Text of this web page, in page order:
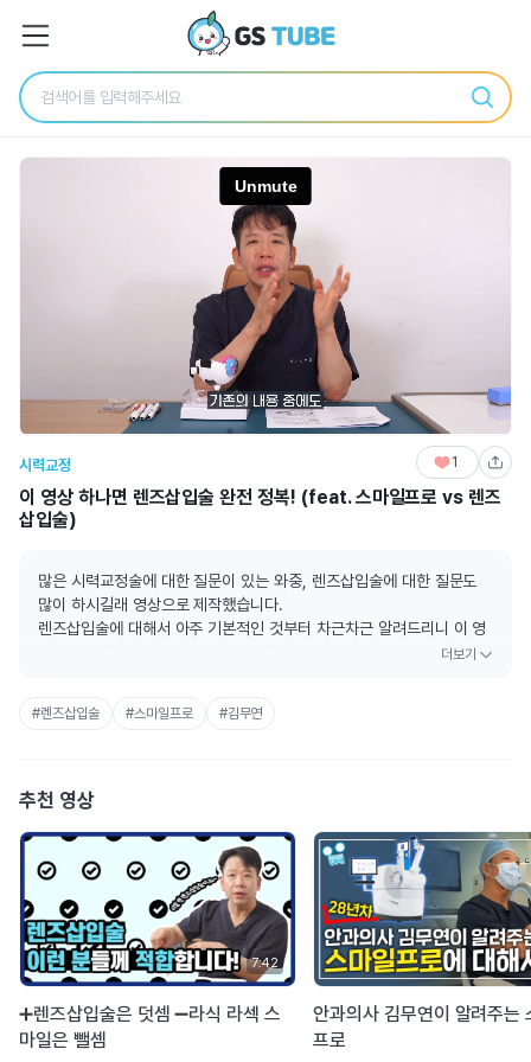
시력교정
이 영상 하나면 렌즈삽입술 완전 정복! (feat. 스마일프로 vs 렌즈
삽입술)
1
많은 시력교정술에 대한 질문이 있는 와중, 렌즈삽입술에 대한 질문도
많이 하시길래 영상으로 제작했습니다.
렌즈삽입술에 대해서 아주 기본적인 것부터 차근차근 알려드리니 이 영
상 보시고 궁금하신 점 있으시면 댓글 달아주세요~ 총 2부작으로 구성
#렌즈삽입술 #스마일프로 #김무연
추천 영상
7:42
➕렌즈삽입술은 덧셈 ➖라식 라섹 스
마일은 뺄셈
안과의사 김무연이 알려주는
프로